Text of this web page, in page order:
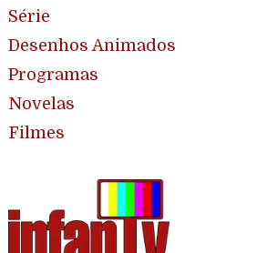
Série
Desenhos Animados
Programas
Novelas
Filmes